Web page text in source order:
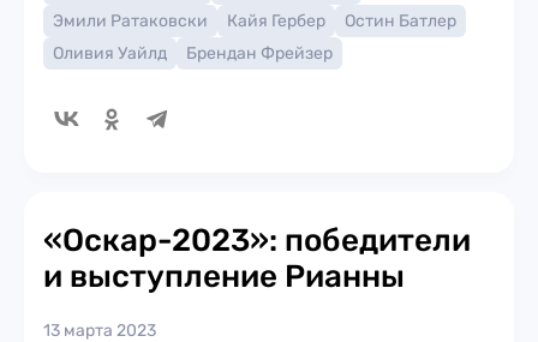
Эмили Ратаковски
Кайя Гербер
Остин Батлер
Оливия Уайлд
Брендан Фрейзер
«Оскар-2023»: победители
и выступление Рианны
13 марта 2023